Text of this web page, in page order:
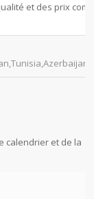
et des prix
calendrier et de la